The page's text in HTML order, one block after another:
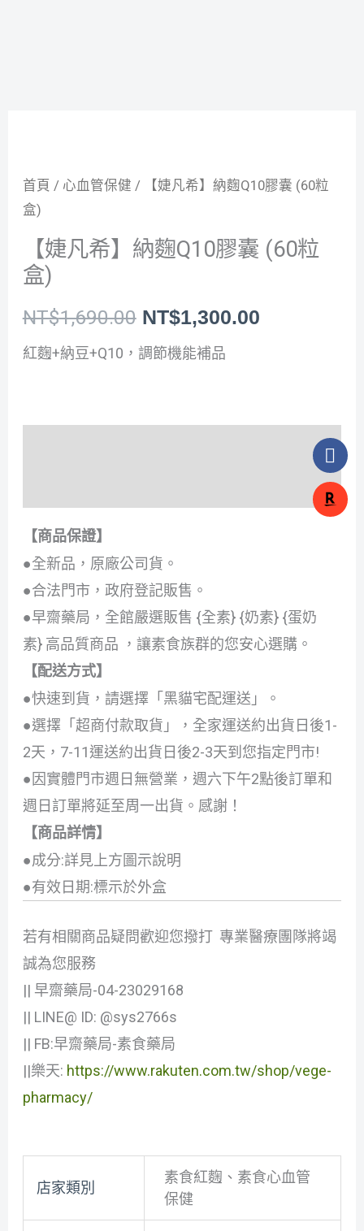
F
a
c
e
首頁 / 心血管保健 / 【婕凡希】納麴Q10膠囊 (60粒
盒)
【婕凡希】納麴Q10膠囊 (60粒
盒)
NT$1,690.00
格：
NT$1,300.00
格：
紅麴+納豆+Q10，調節機能補品
【商品保證】
●全新品，原廠公司貨。
●合法門市，政府登記販售。
●早齋藥局，全館嚴選販售 {全素} {奶素} {蛋奶
素} 高品質商品 ，讓素食族群的您安心選購。
【配送方式】
●快速到貨，請選擇「黑貓宅配運送」。
●選擇「超商付款取貨」，全家運送約出貨日後1-
2天，7-11運送約出貨日後2-3天到您指定門市!
●因實體門市週日無營業，週六下午2點後訂單和
週日訂單將延至周一出貨。感謝！
【商品詳情】
●成分:詳見上方圖示說明
●有效日期:標示於外盒
若有相關商品疑問歡迎您撥打 專業醫療團隊將竭
誠為您服務
|| 早齋藥局-04-23029168
|| LINE@ ID: @sys2766s
|| FB:早齋藥局-素食藥局
||樂天: https://www.rakuten.com.tw/shop/vege-
pharmacy/
店家類別
素食紅麴、素食心血管
保健